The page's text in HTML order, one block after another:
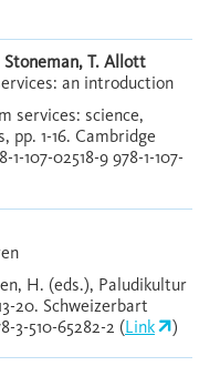
Stoneman, T. Allott
an introduction
services: science,
pp. 1-16. Cambridge
107-02518-9 978-1-107-
H. (eds.), Paludikultur
20. Schweizerbart
3-510-65282-2 (Link )